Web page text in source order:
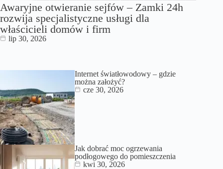
Awaryjne otwieranie sejfów – Zamki 24h
rozwija specjalistyczne usługi dla
właścicieli domów i firm
lip 30, 2026
Internet światłowodowy – gdzie
można założyć?
cze 30, 2026
Jak dobrać moc ogrzewania
podłogowego do pomieszczenia
kwi 30, 2026